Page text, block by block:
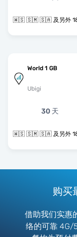
🇼🇸 🇸🇲 🇸🇦
World 1 GB
Ubigi
30 天
🇼🇸 🇸🇲 🇸🇦
购买
借助我们实惠
络的可靠 4G/